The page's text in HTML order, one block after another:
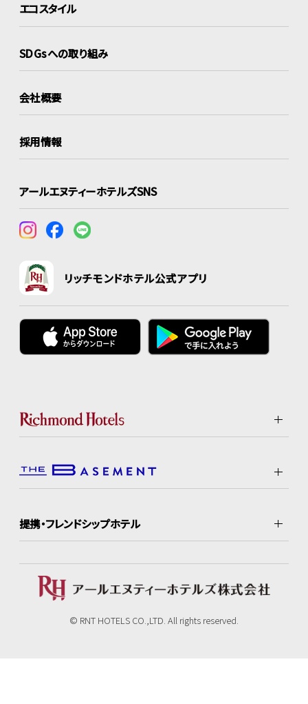
エコスタイル
SDGsへの取り組み
会社概要
採用情報
アールエヌティーホテルズSNS
リッチモンドホテル公式アプリ
提携・フレンドシップホテル
© RNT HOTELS CO.,LTD. All rights reserved.